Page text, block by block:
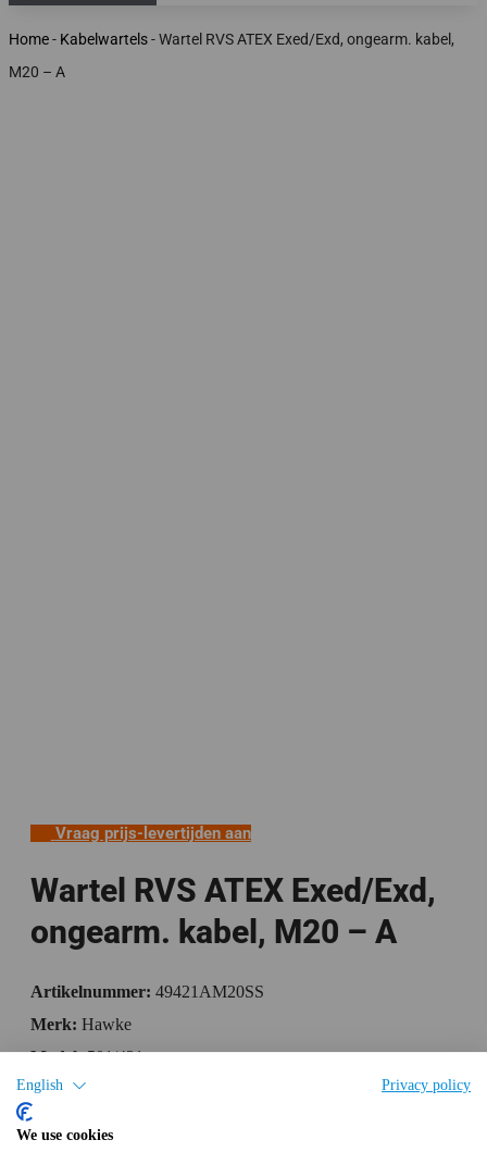
English Privacy policy
We use cookies
Home- Kabelwartels-Wartel RVS ATEX Exed/Exd, ongearm. kabel,
M20 – A
Vraag prijs-levertijden aan
Wartel RVS ATEX Exed/Exd,
ongearm. kabel, M20 – A
Artikelnummer: 49421AM20SS
Merk: Hawke
Model: 501/421
Hawke stainless steel 316 cable gland 501/421/A- M20